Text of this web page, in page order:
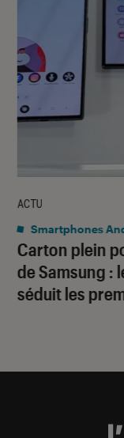
Carton plein
de Samsung :
séduit les
ACTU
Smartphones